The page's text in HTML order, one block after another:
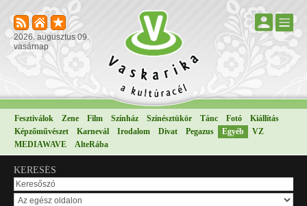
2026. augusztus 09.
vasárnap
Fesztiválok Zene Film Színház Színésztükör Tánc Fotó
Kiállítás
Képzőművészet
Karnevál Irodalom Divat Pegazus Egyéb
VZ
MEDIAWAVE
AlteRába
KERESÉS